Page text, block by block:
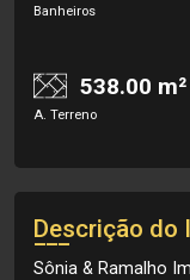
Banheiros
538.00 m²
A. Terreno
Descrição do
Sônia & Ramalho